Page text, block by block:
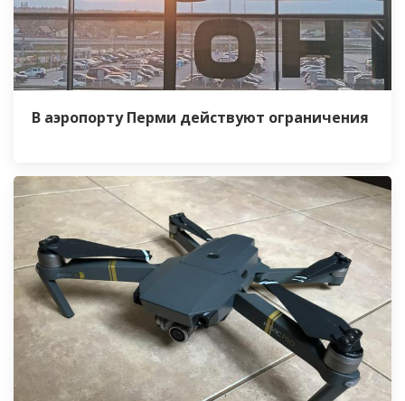
В аэропорту Перми действуют ограничения